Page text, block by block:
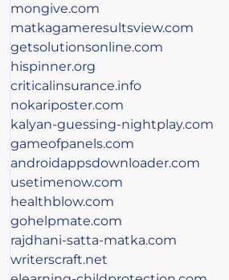
mongive.com
matkagameresultsview.com
getsolutionsonline.com
hispinner.org
criticalinsurance.info
nokariposter.com
kalyan-guessing-nightplay.com
gameofpanels.com
androidappsdownloader.com
usetimenow.com
healthblow.com
gohelpmate.com
rajdhani-satta-matka.com
writerscraft.net